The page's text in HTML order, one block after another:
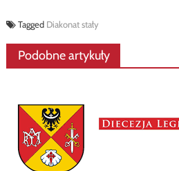
Tagged Diakonat stały
Podobne artykuły